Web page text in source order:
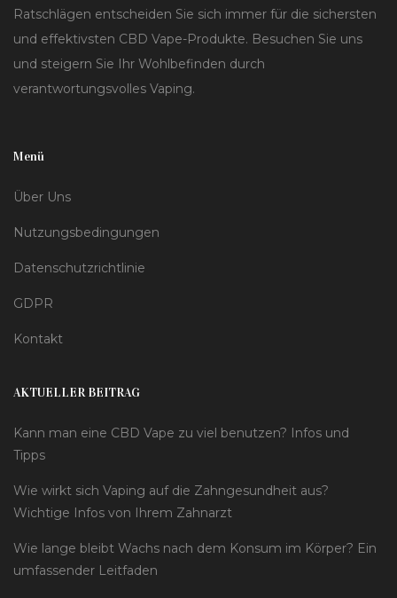
Ratschlägen entscheiden Sie sich immer für die sichersten
und effektivsten CBD Vape-Produkte. Besuchen Sie uns
und steigern Sie Ihr Wohlbefinden durch
verantwortungsvolles Vaping.
Menü
Über Uns
Nutzungsbedingungen
Datenschutzrichtlinie
GDPR
Kontakt
AKTUELLER BEITRAG
Kann man eine CBD Vape zu viel benutzen? Infos und
Tipps
Wie wirkt sich Vaping auf die Zahngesundheit aus?
Wichtige Infos von Ihrem Zahnarzt
Wie lange bleibt Wachs nach dem Konsum im Körper? Ein
umfassender Leitfaden